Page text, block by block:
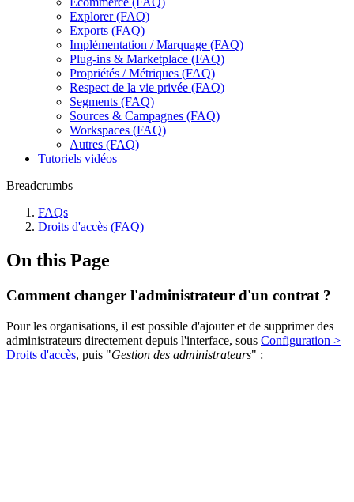
Explorer (FAQ)
Exports (FAQ)
Implémentation / Marquage (FAQ)
Plug-ins & Marketplace (FAQ)
Propriétés / Métriques (FAQ)
Respect de la vie privée (FAQ)
Segments (FAQ)
Sources & Campagnes (FAQ)
Workspaces (FAQ)
Autres (FAQ)
Tutoriels vidéos
Breadcrumbs
FAQs
Droits d'accès (FAQ)
On this Page
Comment changer l'administrateur d'un contrat ?
Pour les organisations, il est possible d'ajouter et de supprimer des
administrateurs directement depuis l'interface, sous Configuration >
Droits d'accès, puis "Gestion des administrateurs" :